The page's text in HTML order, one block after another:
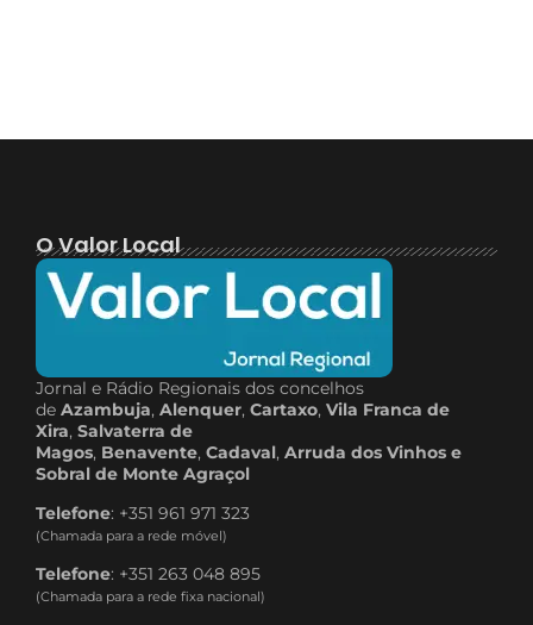
O Valor Local
Jornal e Rádio Regionais dos concelhos
de Azambuja, Alenquer, Cartaxo, Vila Franca de
Xira, Salvaterra de
Magos, Benavente, Cadaval, Arruda dos Vinhos e
Sobral de Monte Agraçol
Telefone: +351 961 971 323
(Chamada para a rede móvel)
Telefone: +351 263 048 895
(Chamada para a rede fixa nacional)